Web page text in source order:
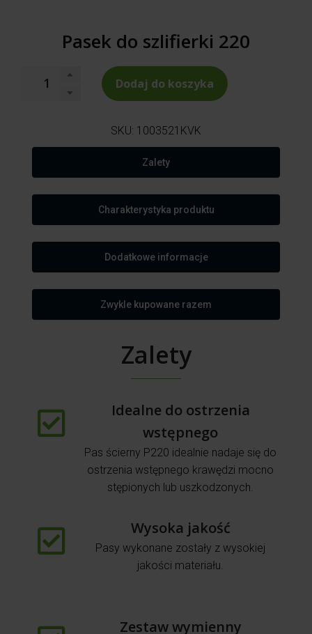
Pasek do szlifierki 220
Dodaj do koszyka
SKU: 1003521KVK
Zalety
Charakterystyka produktu
Dodatkowe informacje
Zwykle kupowane razem
Zalety
Idealne do ostrzenia
wstępnego
Pas ścierny P220 idealnie nadaje się do
ostrzenia wstępnego krawędzi mocno
stępionych lub uszkodzonych.
Wysoka jakość
Pasy wykonane zostały z wysokiej
jakości materiału.
Zestaw wymienny